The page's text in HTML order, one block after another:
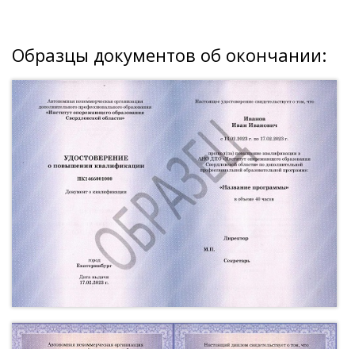
Образцы документов об окончании: